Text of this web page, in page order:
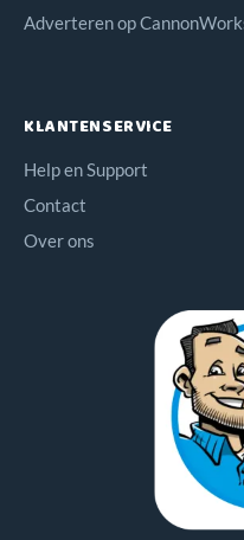
Adverteren op
KLANTENSERVICE
Help en Support
Contact
Over ons